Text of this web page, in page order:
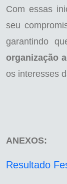
Com essas
seu
garantindo
organização
os interesses
ANEXOS:
Resultado